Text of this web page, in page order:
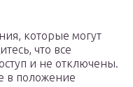
которые могут
что все
и не отключены.
в положение